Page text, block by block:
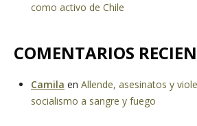
como activo de Chile
COMENTARIOS
Camila en Allende, asesinatos y
socialismo a sangre y fuego